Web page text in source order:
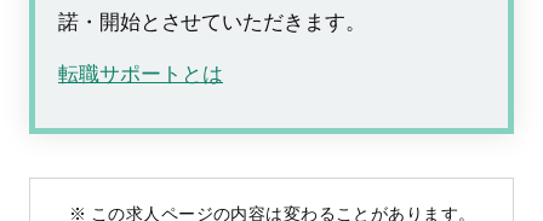
諾・開始とさせていただきます。
転職サポートとは
この求人ページの内容は変わることがあります。